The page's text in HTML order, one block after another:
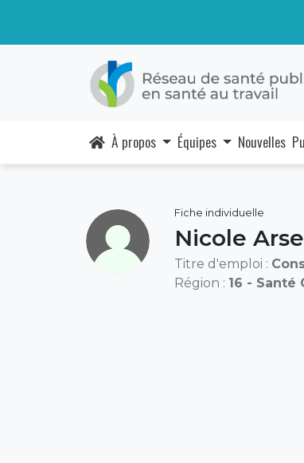
À propos Équipes Nouvelles
Fiche individuelle
Nicole
Titre d'emploi :
Région : 16 - Santé